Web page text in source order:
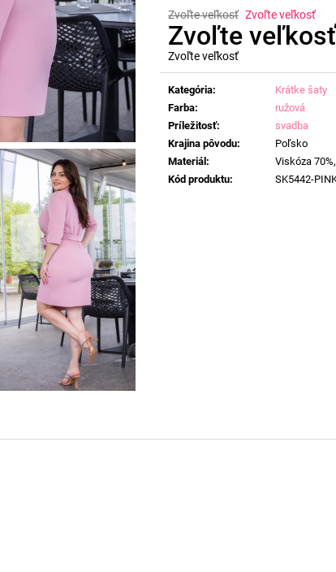
Zvoľte veľkosť Zvoľte veľkosť
Zvoľte veľkosť
Zvoľte veľkosť
Jednotková
cena:
Kategória:
Krátke šaty
Farba:
ružová
Príležitosť:
svadba
Krajina pôvodu:
Poľsko
Materiál:
Viskóza
Kód produktu: SK5442-